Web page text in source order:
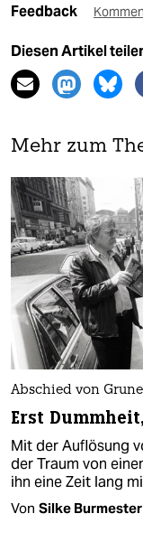
Feedback
Diesen Artikel
Mehr zum
Abschied von
Erst
Mit der Auflösung
der Traum von
ihn eine Zeit lang
Von Silke Burmester